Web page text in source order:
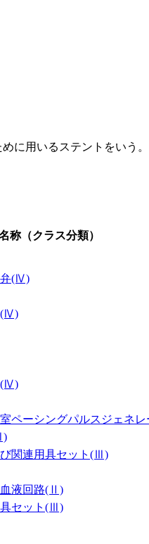
に用いるステントをい
称（クラス分類）
(Ⅳ)
(Ⅳ)
(Ⅳ)
ペーシングパルスジェネレ
関連用具セット (Ⅲ)
液回路(Ⅱ)
セット (Ⅲ)